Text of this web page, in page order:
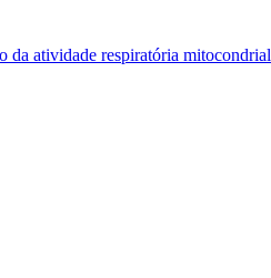
da atividade respiratória mitocondrial